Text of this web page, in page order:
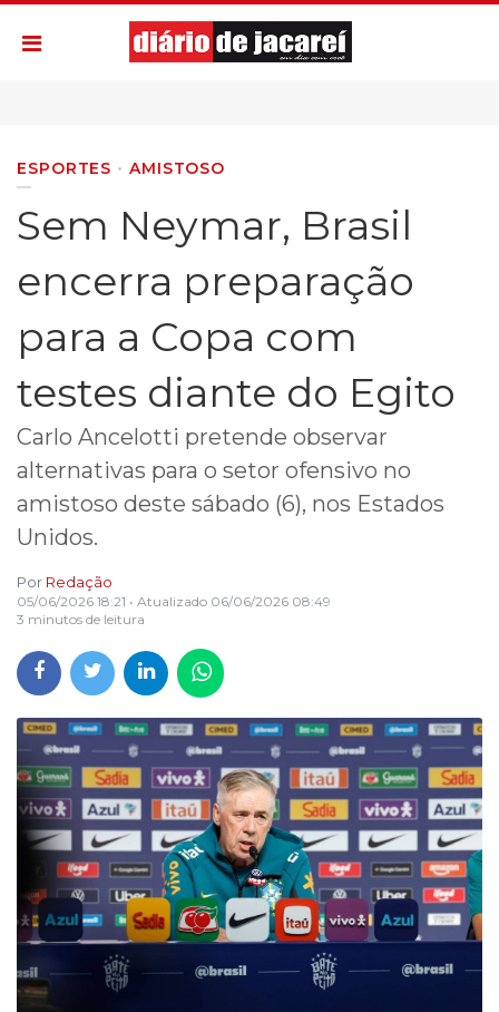
ESPORTES AMISTOSO
Sem Neymar, Brasil
encerra preparação
para a Copa com
testes diante do Egito
Carlo Ancelotti pretende observar
alternativas para o setor ofensivo no
amistoso deste sábado (6), nos Estados
Unidos.
Por Redação
05/06/2026 18:21 • Atualizado 06/06/2026 08:49
3 minutos de leitura